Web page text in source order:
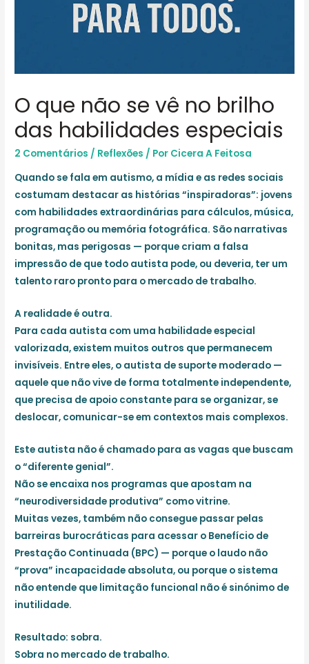
O que não se vê no brilho
das habilidades especiais
2 Comentários / Reflexões / Por Cicera A Feitosa
Quando se fala em autismo, a mídia e as redes sociais
costumam destacar as histórias “inspiradoras”: jovens
com habilidades extraordinárias para cálculos, música,
programação ou memória fotográfica. São narrativas
bonitas, mas perigosas — porque criam a falsa
impressão de que todo autista pode, ou deveria, ter um
talento raro pronto para o mercado de trabalho.
A realidade é outra.
Para cada autista com uma habilidade especial
valorizada, existem muitos outros que permanecem
invisíveis. Entre eles, o autista de suporte moderado —
aquele que não vive de forma totalmente independente,
que precisa de apoio constante para se organizar, se
deslocar, comunicar-se em contextos mais complexos.
Este autista não é chamado para as vagas que buscam
o “diferente genial”.
Não se encaixa nos programas que apostam na
“neurodiversidade produtiva” como vitrine.
Muitas vezes, também não consegue passar pelas
barreiras burocráticas para acessar o Benefício de
Prestação Continuada (BPC) — porque o laudo não
“prova” incapacidade absoluta, ou porque o sistema
não entende que limitação funcional não é sinónimo de
inutilidade.
Resultado: sobra.
Sobra no mercado de trabalho.